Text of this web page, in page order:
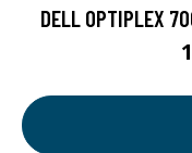
DELL OPTIPLEX